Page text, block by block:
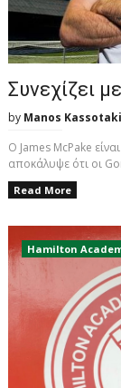
Συνεχίζει
by Manos
Ο James McPake
αποκάλυψε ότι οι
Read More
Hamilton